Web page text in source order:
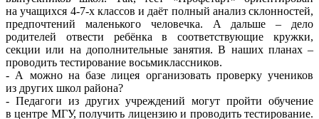
на учащихся 4-7-х классов и даёт полный анализ склонностей,
предпочтений маленького человечка. А дальше – дело
родителей отвести ребёнка в соответствующие кружки,
секции или на дополнительные занятия. В наших планах –
проводить тестирование восьмиклассников.
- А можно на базе лицея организовать проверку учеников
из других школ района?
- Педагоги из других учреждений могут пройти обучение
в центре МГУ, получить лицензию и проводить тестирование.